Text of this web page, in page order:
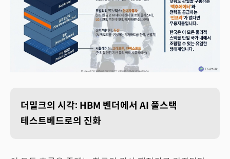
더밀크의 시각: HBM 벤더에서 AI 풀스택
테스트베드로의 진화